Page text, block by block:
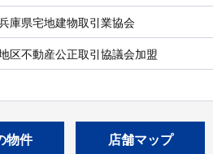
庫県宅地建物取引業協会
区不動産公正取引協議会加盟
物件 店舗マップ